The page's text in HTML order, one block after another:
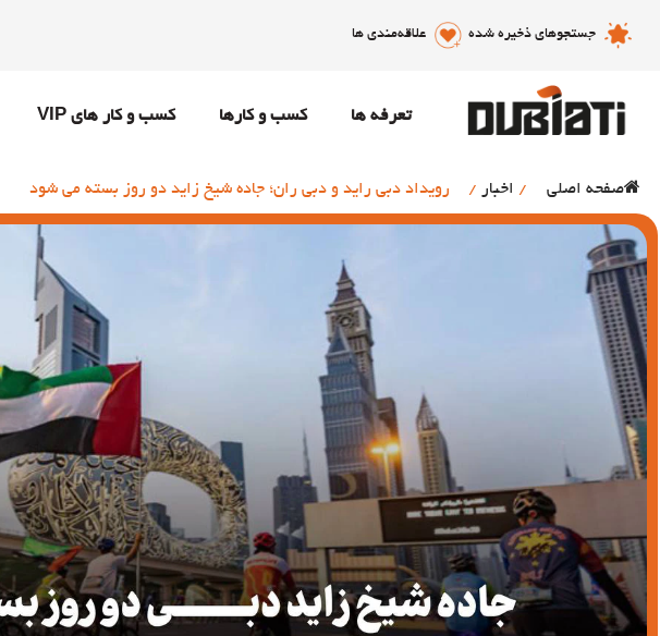
جستجوهای ذخیره شده علاقه‌مندی ها
تعرفه ها کسب و کارها کسب و کار های VIP
صفحه اصلی / اخبار / رویداد دبی راید و دبی ران؛ جاده شیخ زاید دو روز بسته می شود